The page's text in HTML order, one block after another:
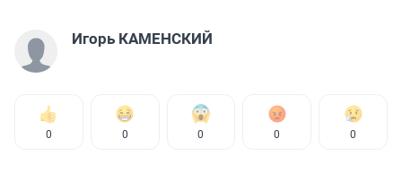
Игорь КАМЕНСКИЙ
0 0 0 0 0